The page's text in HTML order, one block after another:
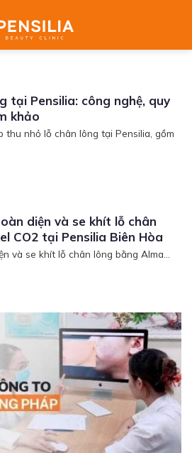
tại Pensilia: công nghệ, quy
khảo
thu nhỏ lỗ chân lông tại Pensilia, gồm
diện và se khít lỗ chân
CO2 tại Pensilia Biên Hòa
và se khít lỗ chân lông bằng Alma...